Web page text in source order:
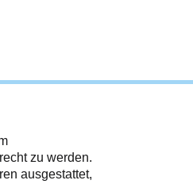
zu werden.
ausgestattet,